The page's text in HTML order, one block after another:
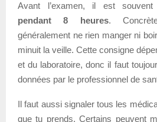
Avant l’examen, il est
pendant 8 heures.
généralement ne rien manger ni
minuit la veille. Cette consigne
et du laboratoire, donc il faut
données par le professionnel de
Il faut aussi signaler tous les
que tu prends. Certains peuvent